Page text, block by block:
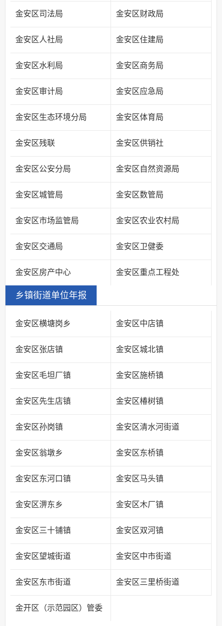
金安区司法局 金安区财政局
金安区人社局 金安区住建局
金安区水利局 金安区商务局
金安区审计局 金安区应急局
金安区生态环境分局 金安区体育局
金安区残联 金安区供销社
金安区公安分局 金安区自然资源局
金安区城管局 金安区数管局
金安区市场监管局 金安区农业农村局
金安区交通局 金安区卫健委
金安区房产中心 金安区重点工程处
乡镇街道单位年报
金安区横塘岗乡 金安区中店镇
金安区张店镇 金安区城北镇
金安区毛坦厂镇 金安区施桥镇
金安区先生店镇 金安区椿树镇
金安区孙岗镇 金安区清水河街道
金安区翁墩乡 金安区东桥镇
金安区东河口镇 金安区马头镇
金安区淠东乡 金安区木厂镇
金安区三十铺镇 金安区双河镇
金安区望城街道 金安区中市街道
金安区东市街道 金安区三里桥街道
金开区（示范园区）管委